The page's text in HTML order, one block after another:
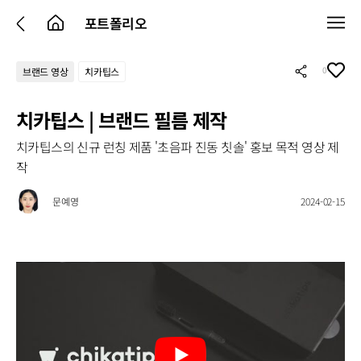
포트폴리오
브랜드 영상 치카팁스 0
치카팁스 | 브랜드 필름 제작
치카팁스의 신규 런칭 제품 '초음파 진동 칫솔' 홍보 목적 영상 제
작
문예영 2024-02-15